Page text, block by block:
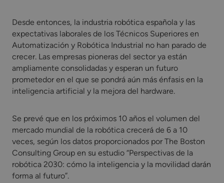
Desde entonces, la industria robótica española y las
expectativas laborales de los Técnicos Superiores en
Automatización y Robótica Industrial no han parado de
crecer. Las empresas pioneras del sector ya están
ampliamente consolidadas y esperan un futuro
prometedor en el que se pondrá aún más énfasis en la
inteligencia artificial y la mejora del hardware.
Se prevé que en los próximos 10 años el volumen del
mercado mundial de la robótica crecerá de 6 a 10
veces, según los datos proporcionados por The Boston
Consulting Group en su estudio “Perspectivas de la
robótica 2030: cómo la inteligencia y la movilidad darán
forma al futuro”.